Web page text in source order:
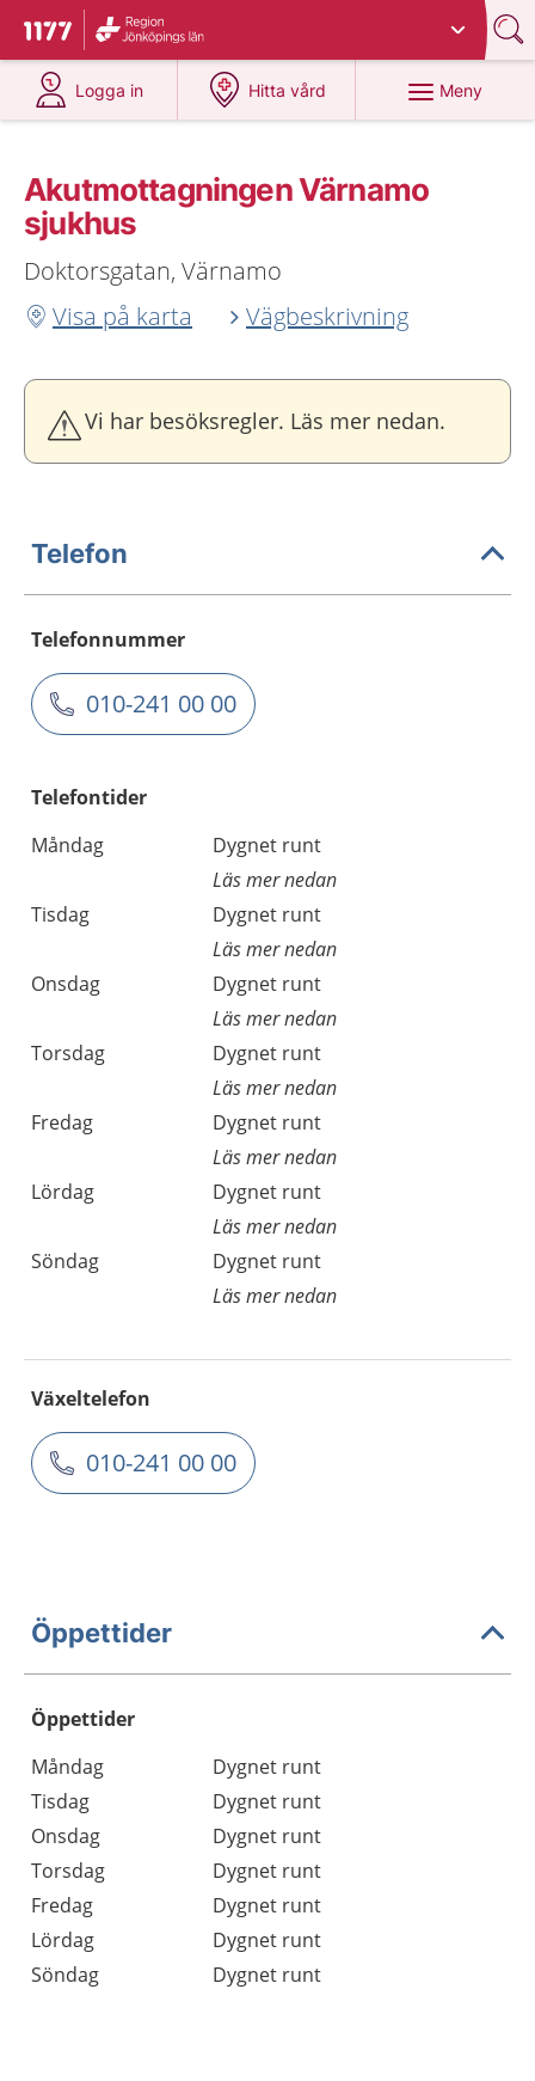
Till startsidan för 1177
Du har valt region
Logga in
på 1177.se
Hitta vård
på 1177.se
Meny
Akutmottagningen Värnamo
sjukhus
Doktorsgatan, Värnamo
Visa på karta
Vägbeskrivning
Vi har besöksregler. Läs mer nedan.
Telefon
Telefonnummer
010-241 00 00
Telefontider
Måndag
Dygnet runt
Läs mer nedan
Tisdag
Dygnet runt
Läs mer nedan
Onsdag
Dygnet runt
Läs mer nedan
Torsdag
Dygnet runt
Läs mer nedan
Fredag
Dygnet runt
Läs mer nedan
Lördag
Dygnet runt
Läs mer nedan
Söndag
Dygnet runt
Läs mer nedan
Växeltelefon
010-241 00 00
Öppettider
Öppettider
Dag
Öppettider
Kommentarer
Måndag
Dygnet runt
Tisdag
Dygnet runt
Onsdag
Dygnet runt
Torsdag
Dygnet runt
Fredag
Dygnet runt
Lördag
Dygnet runt
Söndag
Dygnet runt